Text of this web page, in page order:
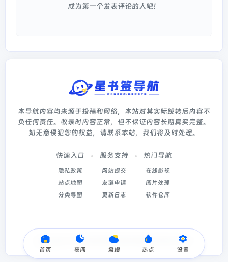
成为第一个发表评论的人吧！
首页 夜间 盘搜 热点 设置
本导航内容均来源于投稿和网络，本站对其实际跳转后内容不
负任何责任。收录时内容正常，但不保证内容长期真实完整。
如无意侵犯您的权益，请联系本站，我们将及时处理。
快速入口
隐私政策
站点地图
分类导图
服务支持
网站提交
友链申请
更新日志
热门导航
在线影视
图片处理
软件仓库
Copyright © 2026 星书签导航 冀ICP备2022003214号-5